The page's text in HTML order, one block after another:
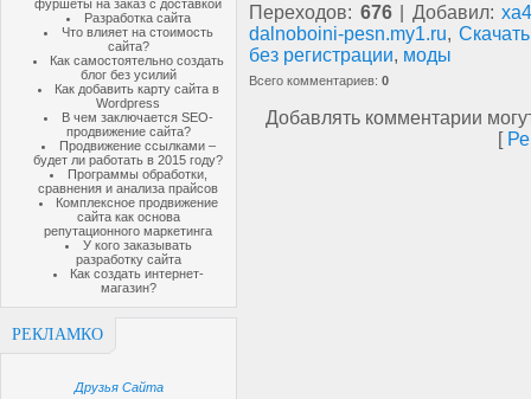
фуршеты на заказ с доставкой
Разработка сайта
Что влияет на стоимость
сайта?
Как самостоятельно создать
блог без усилий
Как добавить карту сайта в
Wordpress
В чем заключается SEO-
продвижение сайта?
Продвижение ссылками –
будет ли работать в 2015 году?
Программы обработки,
сравнения и анализа прайсов
Комплексное продвижение
сайта как основа
репутационного маркетинга
У кого заказывать
разработку сайта
Как создать интернет-
магазин?
РЕКЛАМКО
Друзья Сайта
Переходов: 676| Добавил:
dalnoboini-pesn.my1.ru,Скачать
без регистрации, моды
Всего комментариев: 0
Добавлять комментарии
[